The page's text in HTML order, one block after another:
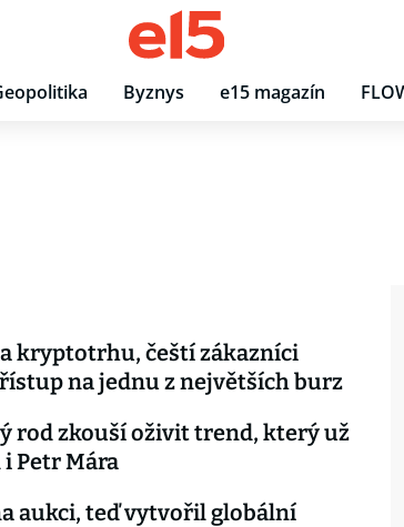
Byznys e15 magazín
kryptotrhu, čeští zákazníci
na jednu z největších burz
rod zkouší oživit trend, který už
Petr Mára
aukci, teď vytvořil globální